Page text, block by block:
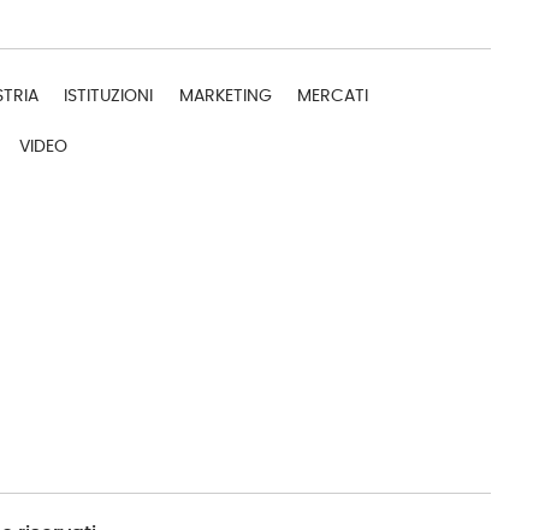
ISTITUZIONI MARKETING MERCATI
VIDEO